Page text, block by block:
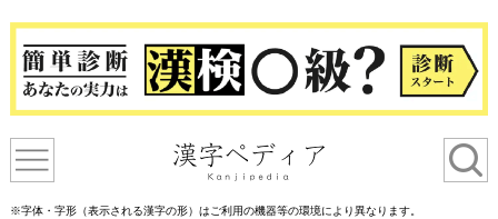
※字体・字形（表示される漢字の形）はご利用の機器等の環境により異なります。